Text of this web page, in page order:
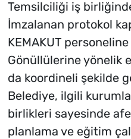
Temsilciliği iş
İmzalanan protokol
KEMAKUT
Gönüllülerine yönelik
da koordineli şekilde
Belediye, ilgili
birlikleri sayesinde
planlama ve eğitim